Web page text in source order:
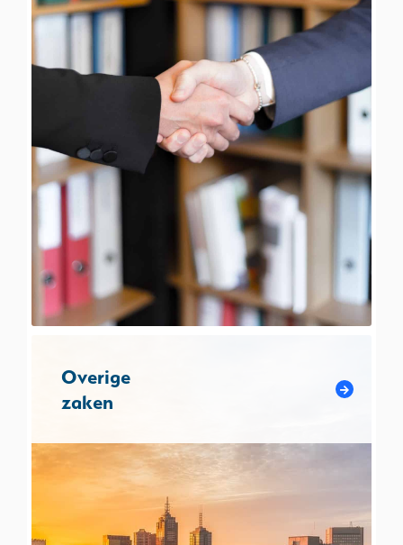
Overige
zaken